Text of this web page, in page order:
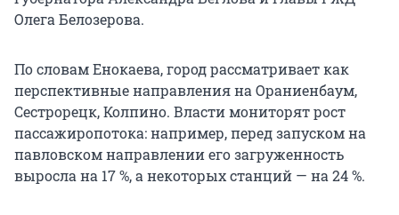
Олега Белозерова.
По словам Енокаева, город рассматривает как
перспективные направления на Ораниенбаум,
Сестрорецк, Колпино. Власти мониторят рост
пассажиропотока: например, перед запуском на
павловском направлении его загруженность
выросла на 17 %, а некоторых станций — на 24 %.